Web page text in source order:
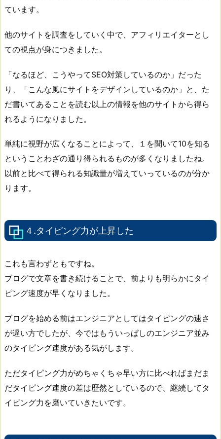
ています。
他のサイトを調査をしていく中で、アフィリエイターとし
ての視点が身につきました。
「なるほど、こうやってSEO対策しているのか」だった
り、「こんな風にサイトをデザインしているのか」と、た
だ書いてあることを読む以上の情報を他のサイトから得ら
れるようになりました。
単純に視野が広くなることによって、１を聞いて10を知る
ということわざの通り得られるものが多くなりましたね。
以前と比べて得られる知識量が増えていっているのが分か
ります。
４.タイピング力が上昇した
これも言わずともですね。
ブログで文章を書き続けることで、前よりも明らかにタイ
ピング速度が早くなりました。
ブログを始める前はエンジニアとしてはタイピングの速さ
が遅い方でしたが、今ではもういっぱしのエンジニア並み
のタイピング速度がある気がします。
ただタイピング力がめちゃくちゃ早い方に比べればまだま
だタイピング速度の差は歴然としているので、継続してタ
イピング力を磨いていきたいです。